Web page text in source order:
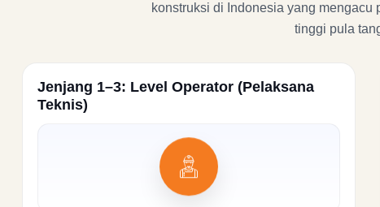
konstruksi di Indonesia yang
tinggi pula
Jenjang 1–3: Level Operator (Pelaksana
Teknis)